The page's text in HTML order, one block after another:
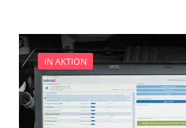
Verfügbarkeit abhängig von
und Konfiguration
IN AKTION